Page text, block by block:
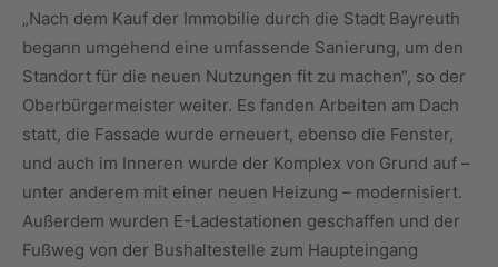
„Nach dem Kauf der Immobilie durch die Stadt Bayreuth
begann umgehend eine umfassende Sanierung, um den
Standort für die neuen Nutzungen fit zu machen“, so der
Oberbürgermeister weiter. Es fanden Arbeiten am Dach
statt, die Fassade wurde erneuert, ebenso die Fenster,
und auch im Inneren wurde der Komplex von Grund auf –
unter anderem mit einer neuen Heizung – modernisiert.
Außerdem wurden E-Ladestationen geschaffen und der
Fußweg von der Bushaltestelle zum Haupteingang